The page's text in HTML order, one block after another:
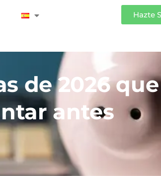
Hazte
de 2026
antes